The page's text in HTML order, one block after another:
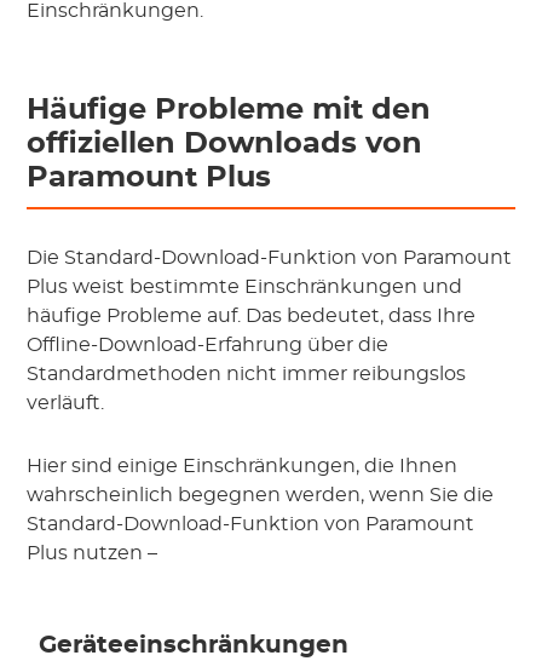
Einschränkungen.
Häufige Probleme mit den
offiziellen Downloads von
Paramount Plus
Die Standard-Download-Funktion von Paramount
Plus weist bestimmte Einschränkungen und
häufige Probleme auf. Das bedeutet, dass Ihre
Offline-Download-Erfahrung über die
Standardmethoden nicht immer reibungslos
verläuft.
Hier sind einige Einschränkungen, die Ihnen
wahrscheinlich begegnen werden, wenn Sie die
Standard-Download-Funktion von Paramount
Plus nutzen –
Geräteeinschränkungen